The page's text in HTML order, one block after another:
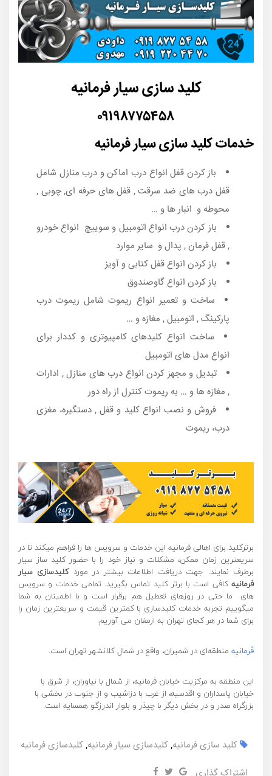
کلید سازی سیار فرمانیه
۰۹۱۹۸۷۷۵۴۵۸
خدمات کلید سازی سیار فرمانیه
باز کردن قفل انواع درب اماکن و درب منازل شامل
قفل درب های ضد سرقت , قفل های حرفه ای, چوبی ,
محوطه و انبار ها و …
باز کردن درب انواع اتومبیل و سوییچ انواع خودرو
, قفل فرمان , پدال و سایر موارد
باز کردن انواع قفل کتابی و آویز
باز کردن انواع گاوصندوق
ساخت و تعمیر انواع ریموت شامل ریموت درب
پارکینگ , اتومبیل , مغازه و …
ساخت انواع کلیدهای کامپیوتری و کددار برای
انواع مدل های اتومبیل
تبدیل و مجهز کردن انواع درب های منازل , ادارات
, مغازه ها و … به ریموت کنترل از راه دور
فروش و نصب انواع کلید و قفل , دستگیره، مغزی
درب، ریموت
برترکلید برای اهالی فرمانیه این خدمات و سرویس ها را فراهم میکند تا در
سریعترین زمان ممکن، مشکلات و نیاز خود را با حضور کلید ساز سیار
برطرف نمایند. جهت دریافت اطلاعات بیشتر در مورد کلیدسازی سیار
فرمانیه کافی است با برتر کلید تماس بگیرید. تمامی خدمات و سرویس
های ما حتی در روزهای تعطیل هم برقرار است و با اطمینان به شما
میگوییم تجربه خدمات کلیدسازی با کمترین قیمت و سریعترین زمان را
برای شما در هر کجای تهران به ارمغان می آوریم.
فَرمانیه منطقه‌ای در شمیران، واقع در شمال کلانشهر تهران است.
این منطقه به مرکزیت خیابان فرمانیه، از شمال با نیاوران، از شرق با
خیابان پاسداران و اقدسیه، از غرب با دزاشیب و از جنوب در بخشی با
بزرگراه صدر و در بخش دیگر با چیذر و بلوار اندرزگو همسایه است.
کلید سازی فرمانیه,کلیدسازی سیار فرمانیه,کلیدسازی فرمانیه